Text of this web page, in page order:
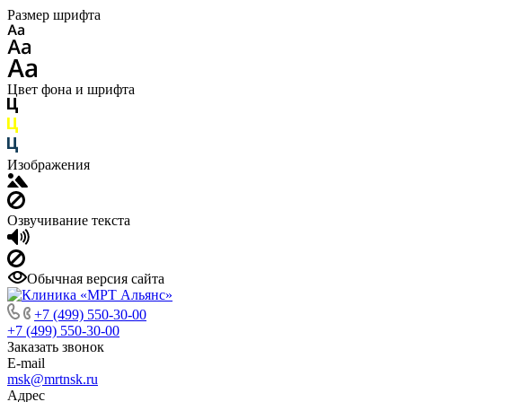
Размер шрифта
Цвет фона и шрифта
Изображения
Озвучивание текста
Обычная версия сайта
+7 (499) 550-30-00
+7 (499) 550-30-00
Заказать звонок
E-mail
msk@mrtnsk.ru
Адрес